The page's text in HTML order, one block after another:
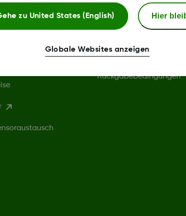
und Richtlinien
Dexcom
Bedingungen
Webshop AGB
Rückgabebedingungen
zu United States (English) Hier
Globale Websites anzeigen